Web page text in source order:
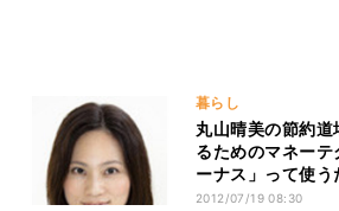
暮らし
丸山晴美の節約
るためのマネー
ーナス」って使う
ね?
2012/07/19 08:30